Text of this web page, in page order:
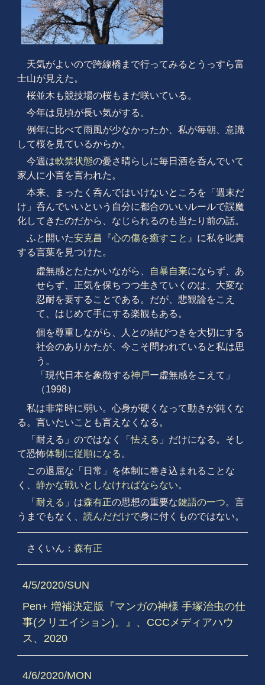
天気がよいので跨線橋まで行ってみるとうっすら富
士山が見えた。
桜並木も競技場の桜もまだ咲いている。
今年は見頃が長い気がする。
例年に比べて雨風が少なかったか、私が毎朝、意識
して桜を見ているからか。
今週は軟禁状態の憂さ晴らしに毎日酒を呑んでいて
家人に小言を言われた。
本来、まったく呑んではいけないところを「週末だ
け」呑んでいいという自分に都合のいいルールで誤魔
化してきたのだから、なじられるのも当たり前の話。
ふと開いた安克昌『心の傷を癒すこと』 に私を叱責
する言葉を見つけた。
虚無感とたたかいながら、
自暴自棄にならず、あ
せらず、正気を保ちつつ生きていくのは、大変な
忍耐を要することである。だが、悲観論をこえ
て、はじめて手にする楽観もある。
個を尊重しながら、人との結びつきを大切にする
社会のありかたが、今こそ問われていると私は思
う。
「現代日本を象徴する神戸ー虚無感をこえて」
（1998）
私は非常時に弱い。心身が硬くなって動きが鈍くな
る。言いたいことも言えなくなる。
「耐える」のではなく「怯える 」だけになる。そし
て恐怖体制に従順になる 。
この退屈な「日常」を体制に巻き込まれることな
く、 静かな戦いとしなければならない。
「 耐える 」は森有正の思想の重要な鍵語の一つ。言
うまでもなく、 読んだだけで身に付くものではない。
さくいん： 森有正
4/5/2020/SUN
Pen+ 増補決定版『マンガの神様 手塚治虫の仕
事(クリエイション)。』、CCCメディアハウ
ス、2020
4/6/2020/MON